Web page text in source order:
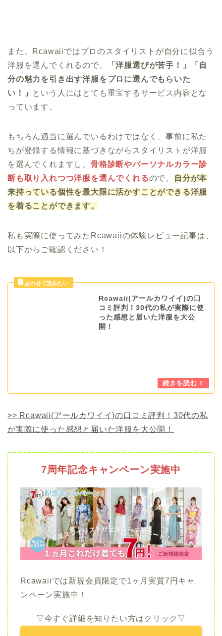
また、Rcawaiiではプロのスタイリストが自分に似合う
洋服を選んでくれるので、
「洋服選びが苦手！」「自
分の魅力を引き出す洋服をプロに選んでもらいた
い！」 という人にはとても重宝するサービス内容とな
っています。
もちろん適当に選んでいるわけではなく、事前に私た
ちが登録する情報に基づきながらスタイリストが洋服
を選んでくれますし、 骨格診断やパーソナルカラー診
断も取り入れつつ洋服を選んでくれるので、
自分が本
来持っている個性を最大限に活かすことができる洋服
を着ることができます。
私も実際に使ってみたRcawaiiの体験レビュー記事は、
以下からご確認ください！
Rcawaii(アールカワイイ)の口
コミ評判！30代の私が実際に使
った感想と届いた洋服を大公
開！
>> Rcawaii(アールカワイイ)の口コミ評判！30代の私
が実際に使った感想と届いた洋服を大公開！
7周年記念キャンペーン実施中
Rcawaiiでは新規会員限定で1ヶ月実質7円キャ
ンペーン実施中！
▽今すぐ詳細を知りたい方はクリック▽